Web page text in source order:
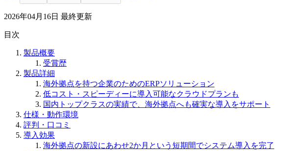
2026年04月16日 最終更新
目次
製品概要
受賞歴
製品詳細
海外拠点を持つ企業のためのERPソリューション
低コスト・スピーディーに導入可能なクラウドプランも
国内トップクラスの実績で、海外拠点へも確実な導入をサポート
仕様・動作環境
評判・口コミ
導入効果
海外拠点の新設にあわせ2か月という短期間でシステム導入を完了